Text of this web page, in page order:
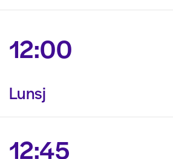
12:00
Lunsj
12:45